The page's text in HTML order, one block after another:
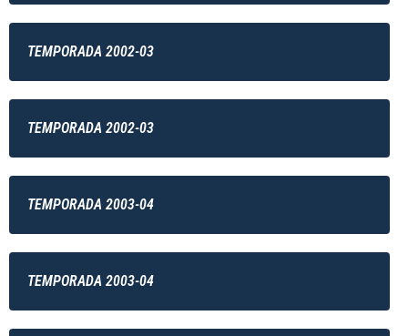
TEMPORADA 2002-03
TEMPORADA 2002-03
TEMPORADA 2003-04
TEMPORADA 2003-04